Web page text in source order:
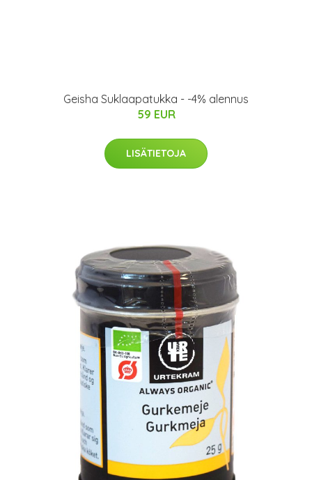
Geisha Suklaapatukka - -4% alennus
59 EUR
LISÄTIETOJA